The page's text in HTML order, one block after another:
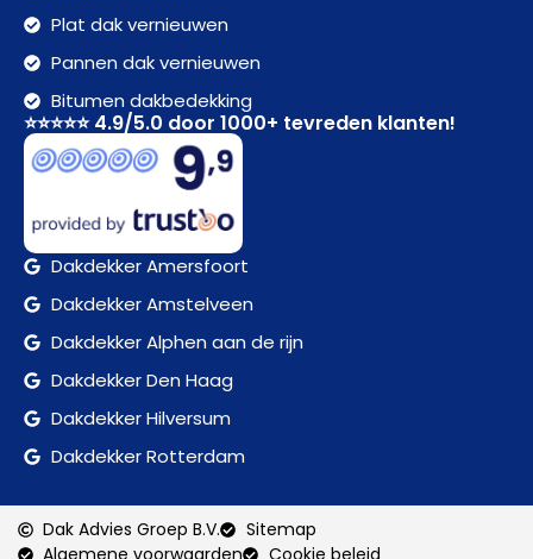
Plat dak vernieuwen
Pannen dak vernieuwen
Bitumen dakbedekking
⭐⭐⭐⭐⭐ 4.9/5.0 door 1000+ tevreden klanten!
Dakdekker Amersfoort
Dakdekker Amstelveen
Dakdekker Alphen aan de rijn
Dakdekker Den Haag
Dakdekker Hilversum
Dakdekker Rotterdam
Dak Advies Groep B.V.
Sitemap
Algemene voorwaarden
Cookie beleid